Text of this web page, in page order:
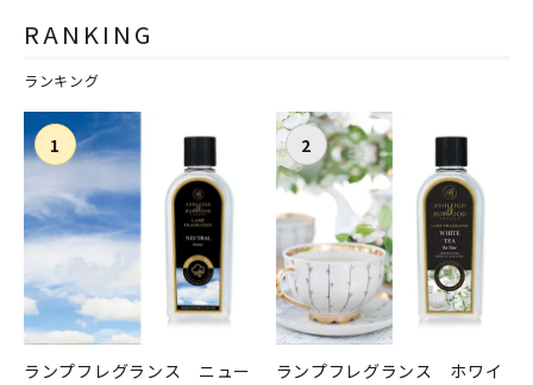
RANKING
ランキング
ランプフレグランス ニュー
ランプフレグランス ホワイ